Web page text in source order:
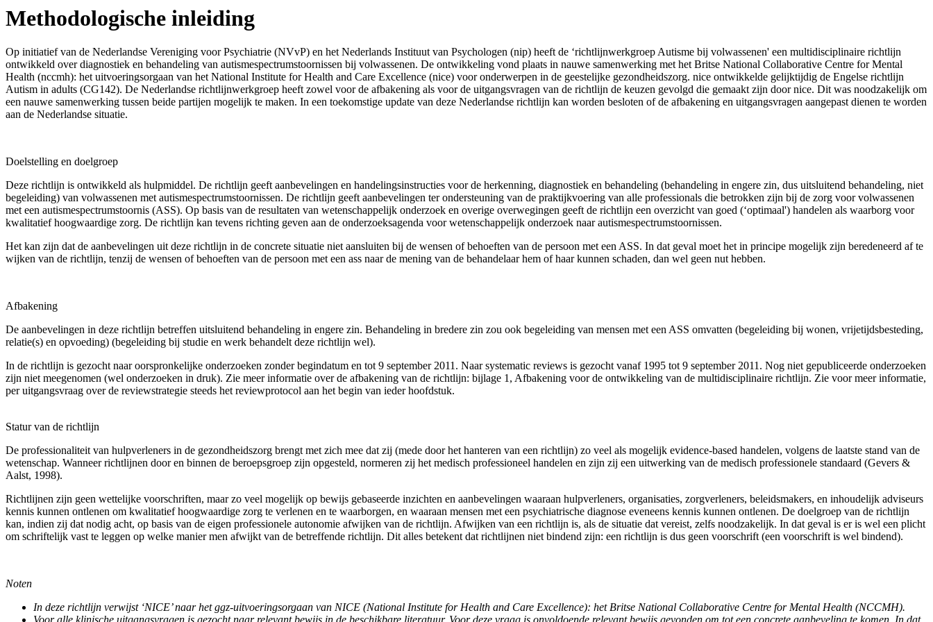
Methodologische inleiding
Op initiatief van de Nederlandse Vereniging voor Psychiatrie (NVvP) en het Nederlands Instituut van Psychologen (nip) heeft de ‘richtlijnwerk­groep Autisme bij volwassenen' een multidisciplinaire richtlijn
ontwik­keld over diagnostiek en behandeling van autismespectrumstoornissen bij volwassenen. De ontwikkeling vond plaats in nauwe samenwerking met het Britse National Collaborative Centre for Mental
Health (nccmh): het uitvoeringsorgaan van het National Institute for Health and Care Excellence (nice) voor onderwerpen in de geestelijke gezondheids­zorg. nice ontwikkelde gelijktijdig de Engelse richtlijn
Autism in adults (CG142). De Nederlandse richtlijnwerkgroep heeft zowel voor de afba­kening als voor de uitgangsvragen van de richtlijn de keuzen gevolgd die gemaakt zijn door nice. Dit was noodzakelijk om
een nauwe samenwer­king tussen beide partijen mogelijk te maken. In een toekomstige update van deze Nederlandse richtlijn kan worden besloten of de afbakening en uitgangsvragen aangepast dienen te worden
aan de Nederlandse situatie.
Doelstelling en doelgroep
Deze richtlijn is ontwikkeld als hulpmiddel. De richtlijn geeft aanbe­velingen en handelingsinstructies voor de herkenning, diagnostiek en behandeling (behandeling in engere zin, dus uitsluitend behandeling, niet
begeleiding) van volwassenen met autismespectrumstoornissen. De richtlijn geeft aanbevelingen ter ondersteuning van de praktijkvoering van alle professionals die betrokken zijn bij de zorg voor volwassenen
met een autismespectrumstoornis (ASS). Op basis van de resultaten van wetenschappelijk onderzoek en overige overwegingen geeft de richtlijn een overzicht van goed (‘optimaal') handelen als waarborg voor
kwalitatief hoogwaardige zorg. De richtlijn kan tevens richting geven aan de onderzoeksagenda voor wetenschappelijk onderzoek naar autismespectrumstoornissen.
Het kan zijn dat de aanbevelingen uit deze richtlijn in de concrete situatie niet aansluiten bij de wensen of behoeften van de persoon met een ASS. In dat geval moet het in principe mogelijk zijn beredeneerd af te
wijken van de richtlijn, tenzij de wensen of behoeften van de persoon met een ass naar de mening van de behandelaar hem of haar kunnen schaden, dan wel geen nut hebben.
Afbakening
De aanbevelingen in deze richtlijn betreffen uitsluitend behandeling in engere zin. Behandeling in bredere zin zou ook begeleiding van mensen met een ASS omvatten (begeleiding bij wonen, vrijetijdsbesteding,
relatie(s) en opvoeding) (begeleiding bij studie en werk behandelt deze richtlijn wel).
In de richtlijn is gezocht naar oorspronkelijke onderzoeken zonder begin­datum en tot 9 september 2011. Naar systematic reviews is gezocht vanaf 1995 tot 9 september 2011. Nog niet gepubliceerde onderzoeken
zijn niet meegenomen (wel onderzoeken in druk). Zie meer informatie over de afbakening van de richtlijn: bijlage 1, Afbakening voor de ontwikkeling van de multidisciplinaire richtlijn. Zie voor meer informatie,
per uitgangsvraag over de reviewstrategie steeds het reviewprotocol aan het begin van ieder hoofdstuk.
Statur van de richtlijn
De professionaliteit van hulpverleners in de gezondheidszorg brengt met zich mee dat zij (mede door het hanteren van een richtlijn) zo veel als mogelijk evidence-based handelen, volgens de laatste stand van de
wetenschap. Wanneer richtlijnen door en binnen de beroepsgroep zijn opgesteld, normeren zij het medisch professioneel handelen en zijn zij een uitwerking van de medisch professionele standaard (Gevers &
Aalst, 1998).
Richtlijnen zijn geen wettelijke voorschriften, maar zo veel mogelijk op bewijs gebaseerde inzichten en aanbevelingen waaraan hulpverleners, organisaties, zorgverleners, beleidsmakers, en inhoudelijk adviseurs
kennis kunnen ontlenen om kwalitatief hoogwaardige zorg te verlenen en te waarborgen, en waaraan mensen met een psychiatrische diagnose eveneens kennis kunnen ontlenen. De doelgroep van de richtlijn
kan, indien zij dat nodig acht, op basis van de eigen professionele autonomie afwijken van de richtlijn. Afwijken van een richtlijn is, als de situatie dat vereist, zelfs noodzakelijk. In dat geval is er is wel een plicht
om schriftelijk vast te leggen op welke manier men afwijkt van de betreffende richtlijn. Dit alles betekent dat richtlijnen niet bindend zijn: een richtlijn is dus geen voorschrift (een voorschrift is wel bindend).
Noten
In deze richtlijn verwijst ‘NICE’ naar het ggz-uitvoeringsorgaan van NICE (National Institute for Health and Care Excellence): het Britse National Collaborative Centre for Mental Health (NCCMH).